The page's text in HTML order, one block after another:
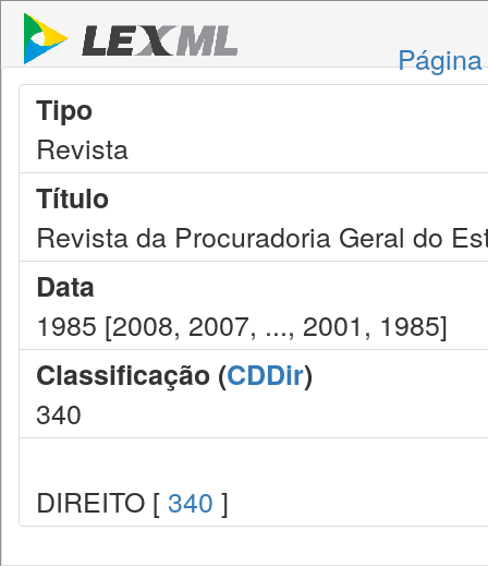
Tipo
Revista
Título
Revista da Procuradoria Geral do
Data
1985 [2008, 2007, ..., 2001, 1985]
Classificação (CDDir)
340
DIREITO [ 340 ]